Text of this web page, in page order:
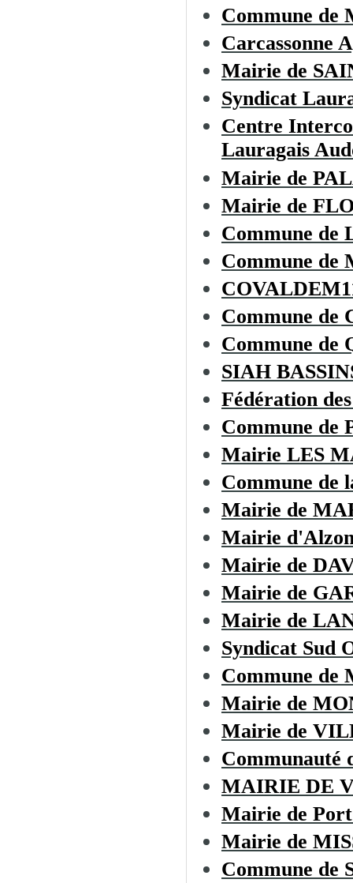
Commune
Carcassonne
Mairie de
Syndicat
Centre
Lauragais
Mairie de
Mairie de
Commune de
Commune de
Commune de
Commune
SIAH
Fédération
Commune de
Mairie LES
Commune de
Mairie de
Mairie
Mairie de
Mairie de
Mairie de
Syndicat Sud
Commune de
Mairie de
Mairie de
Communauté
MAIRIE DE
Mairie de
Mairie de
Commune de